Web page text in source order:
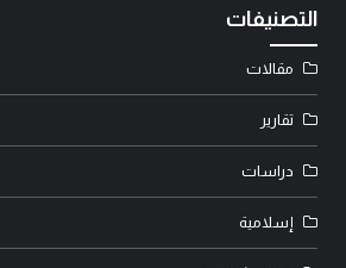
التصنيفات
مقالات
تقارير
دراسات
إسلامية